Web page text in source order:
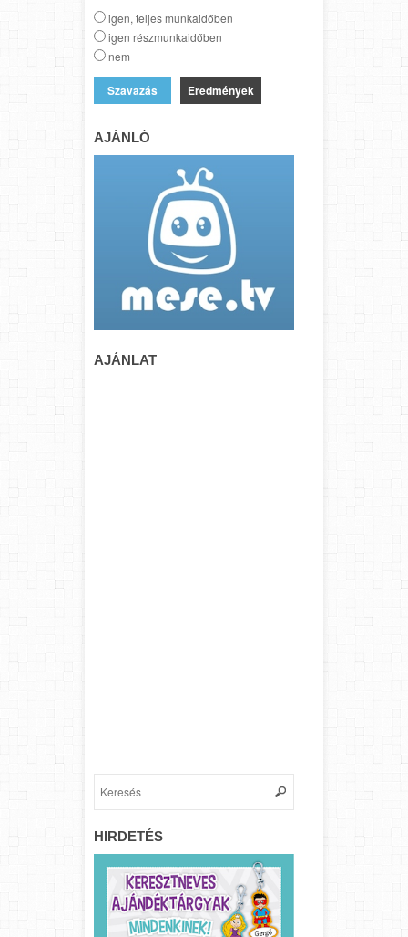
igen, teljes munkaidőben
igen részmunkaidőben
nem
Eredmények
AJÁNLÓ
AJÁNLAT
HIRDETÉS